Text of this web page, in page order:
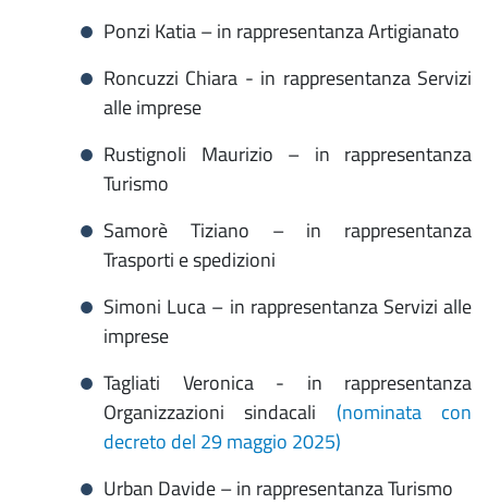
Ponzi Katia – in rappresentanza Artigianato
Roncuzzi Chiara - in rappresentanza Servizi
alle imprese
Rustignoli Maurizio – in rappresentanza
Turismo
Samorè Tiziano – in rappresentanza
Trasporti e spedizioni
Simoni Luca – in rappresentanza Servizi alle
imprese
Tagliati Veronica - in rappresentanza
Organizzazioni sindacali (nominata con
decreto del 29 maggio 2025)
Urban Davide – in rappresentanza Turismo